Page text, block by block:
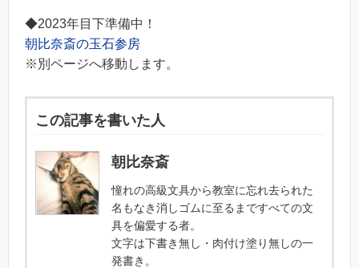
◆2023年目下準備中！
朝比奈斎の玉石参房
※別ページへ移動します。
この記事を書いた人
朝比奈斎
憧れの高級文具から教室に忘れ去られた
名もなき消しゴムに至るまですべての文
具を偏愛する者。
文字は下書き無し・肉付け塗り無しの一
発書き。